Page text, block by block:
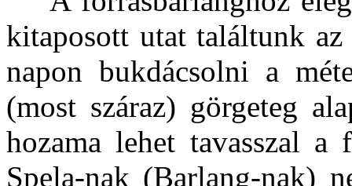
kitaposott utat találtunk
napon bukdácsolni a
(most száraz) görgeteg
hozama lehet tavasszal a
Spela-nak (Barlang-nak)